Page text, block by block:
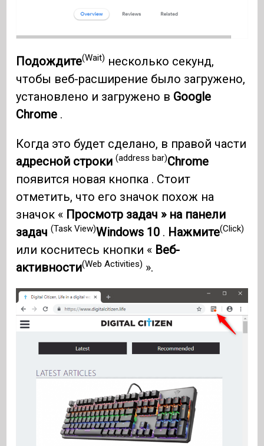
Подождите(Wait) несколько секунд,
чтобы веб-расширение было загружено,
установлено и загружено в Google
Chrome .
Когда это будет сделано, в правой части
адресной строки(address bar)Chrome
появится новая кнопка . Стоит
отметить, что его значок похож на
значок « Просмотр задач » на панели
задач(Task View)Windows 10 . Нажмите(Click)
или коснитесь кнопки « Веб-
активности(Web Activities) ».